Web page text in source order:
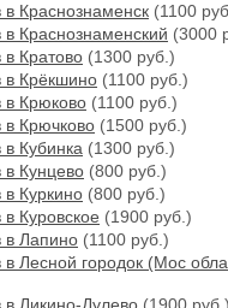
в Краснознаменск (1100
в Краснознаменский (3000
в Кратово (1300 руб.)
в Крёкшино (1100 руб.)
в Крюково (1100 руб.)
в Крючково (1500 руб.)
в Кубинка (1300 руб.)
в Кунцево (800 руб.)
в Куркино (800 руб.)
в Куровское (1900 руб.)
в Лапино (1100 руб.)
в Лесной городок (Мос